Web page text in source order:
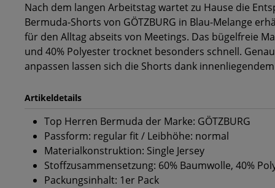
Nach dem langen Arbeitstag wartet zu Hause die
Bermuda-Shorts von GÖTZBURG in Blau-Melange
für den Alltag abseits von Meetings. Das bügelfreie
und 40% Polyester trocknet besonders schnell.
anpassen lassen sich die Shorts dank
Artikeldetails
Top Herren Bermuda der Marke: GÖTZBURG
Passform: regular fit / Leibhöhe: normal
Materialkonstruktion: Single Jersey
Stoffzusammensetzung: 60% Baumwolle, 40%
Packungsinhalt: 1er Pack